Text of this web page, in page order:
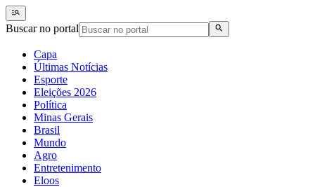
Buscar no portal
Capa
Últimas Notícias
Esporte
Eleições 2026
Política
Minas Gerais
Brasil
Mundo
Agro
Entretenimento
Eloos